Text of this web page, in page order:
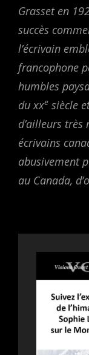
Grasset en
succès
l’écrivain
francophone
humbles
du xxe siècle
d’ailleurs
écrivains
abusivement
au Canada,